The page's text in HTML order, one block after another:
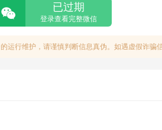
已过期
登录查看完整微信
运行维护，请谨慎判断信息真伪。如遇虚假诈骗